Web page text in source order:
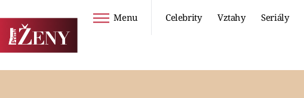
Menu Celebrity Vztahy Seriály